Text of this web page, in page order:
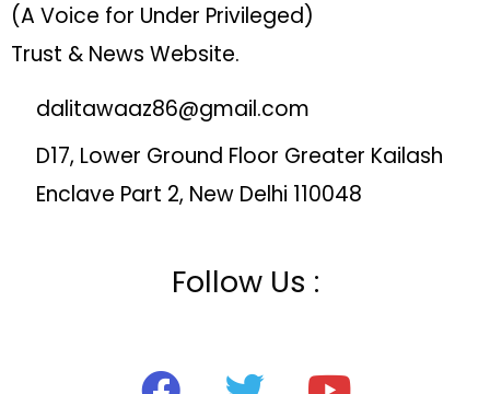
(A Voice for Under Privileged)
Trust & News Website.
dalitawaaz86@gmail.com
D17, Lower Ground Floor Greater Kailash
Enclave Part 2, New Delhi 110048
Follow Us :